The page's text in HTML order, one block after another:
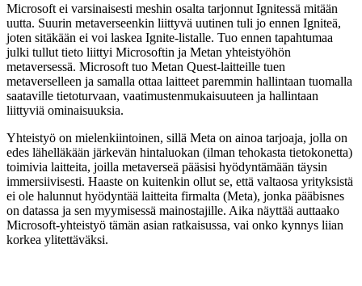
Microsoft ei varsinaisesti meshin osalta tarjonnut Ignitessä mitään
uutta. Suurin metaverseenkin liittyvä uutinen tuli jo ennen Igniteä,
joten sitäkään ei voi laskea Ignite-listalle. Tuo ennen tapahtumaa
julki tullut tieto liittyi Microsoftin ja Metan yhteistyöhön
metaversessä. Microsoft tuo Metan Quest-laitteille tuen
metaverselleen ja samalla ottaa laitteet paremmin hallintaan tuomalla
saataville tietoturvaan, vaatimustenmukaisuuteen ja hallintaan
liittyviä ominaisuuksia.
Yhteistyö on mielenkiintoinen, sillä Meta on ainoa tarjoaja, jolla on
edes lähelläkään järkevän hintaluokan (ilman tehokasta tietokonetta)
toimivia laitteita, joilla metaverseä pääsisi hyödyntämään täysin
immersiivisesti. Haaste on kuitenkin ollut se, että valtaosa yrityksistä
ei ole halunnut hyödyntää laitteita firmalta (Meta), jonka pääbisnes
on datassa ja sen myymisessä mainostajille. Aika näyttää auttaako
Microsoft-yhteistyö tämän asian ratkaisussa, vai onko kynnys liian
korkea ylitettäväksi.